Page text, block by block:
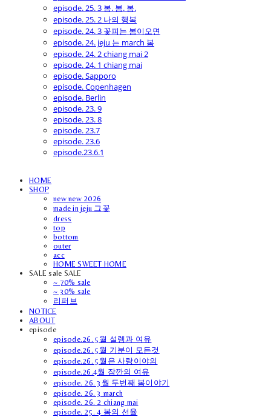
episode. 25. 3 봄. 봄. 봄.
episode. 25. 2 나의 행복
episode. 24. 3 꽃피는 봄이오면
episode. 24. jeju 는 march 봄
episode. 24. 2 chiang mai 2
episode. 24. 1 chiang mai
episode. Sapporo
episode. Copenhagen
episode. Berlin
episode. 23. 9
episode. 23. 8
episode. 23.7
episode. 23.6
episode.23.6.1
HOME
SHOP
new new 2026
made in jeju 그꽃
dress
top
bottom
outer
acc
HOME SWEET HOME
SALE sale SALE
~ 70% sale
~ 30% sale
리퍼브
NOTICE
ABOUT
episode
episode.26. 5월 설렘과 여유
episode.26. 5월 기분이 모든것
episode.26. 5월은 사랑이야의
episode.26.4월 잠깐의 여유
episode. 26. 3월 두번째 봄이야기
episode. 26. 3 march
episode. 26. 2 chiang mai
episode. 25. 4 봄의 선율